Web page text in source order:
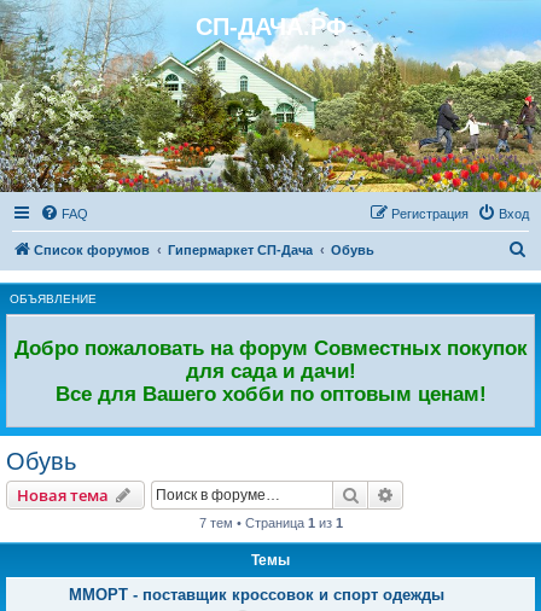
Регистрация СП-ДАЧА.РФ
FAQ Вход
Регистрация
Список форумов Гипермаркет СП-Дача Обувь
ОБЪЯВЛЕНИЕ
Добро пожаловать на форум Совместных покупок
для сада и дачи!
Все для Вашего хобби по оптовым ценам!
Обувь
Новая тема
Новаятема Поиск
7 тем • Страница 1 из 1
Темы
МMOPT - поставщик кроссовок и спорт одежды